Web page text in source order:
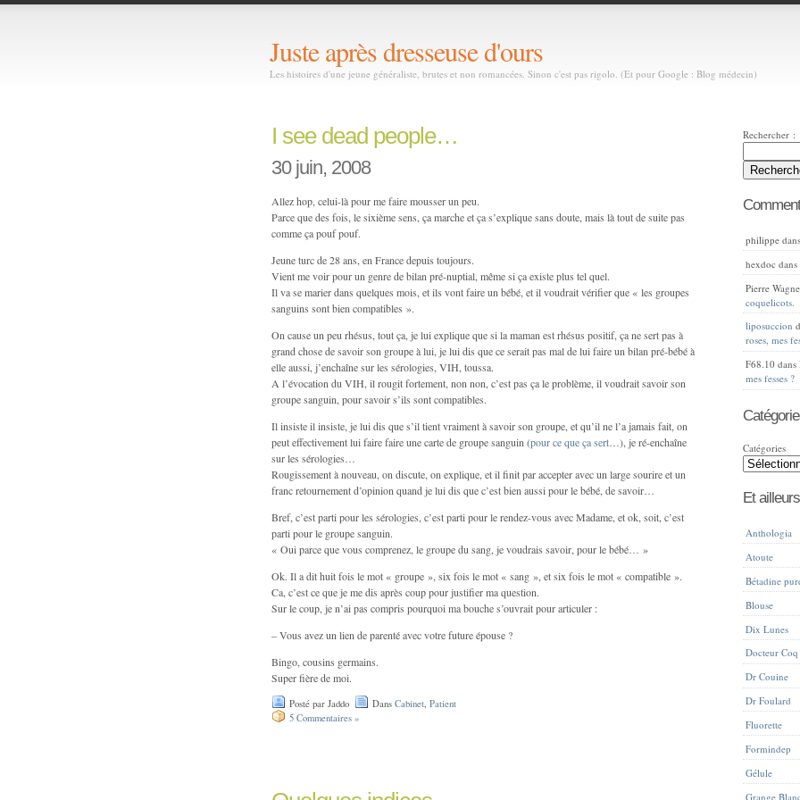
Juste après dresseuse d'ours
Les histoires d'une jeune généraliste, brutes et non romancées. Sinon c'est pas rigolo. (Et pour Google : Blog médecin)
I see dead people…
30 juin, 2008
Allez hop, celui-là pour me faire mousser un peu.
Parce que des fois, le sixième sens, ça marche et ça s’explique sans doute, mais là tout de suite pas
comme ça pouf pouf.
Jeune turc de 28 ans, en France depuis toujours.
Vient me voir pour un genre de bilan pré-nuptial, même si ça existe plus tel quel.
Il va se marier dans quelques mois, et ils vont faire un bébé, et il voudrait vérifier que « les groupes
sanguins sont bien compatibles ».
On cause un peu rhésus, tout ça, je lui explique que si la maman est rhésus positif, ça ne sert pas à
grand chose de savoir son groupe à lui, je lui dis que ce serait pas mal de lui faire un bilan pré-bébé à
elle aussi, j’enchaîne sur les sérologies, VIH, toussa.
A l’évocation du VIH, il rougit fortement, non non, c’est pas ça le problème, il voudrait savoir son
groupe sanguin, pour savoir s’ils sont compatibles.
Il insiste il insiste, je lui dis que s’il tient vraiment à savoir son groupe, et qu’il ne l’a jamais fait, on
peut effectivement lui faire faire une carte de groupe sanguin (pour ce que ça sert …), je ré-enchaîne
sur les sérologies…
Rougissement à nouveau, on discute, on explique, et il finit par accepter avec un large sourire et un
franc retournement d’opinion quand je lui dis que c’est bien aussi pour le bébé, de savoir…
Bref, c’est parti pour les sérologies, c’est parti pour le rendez-vous avec Madame, et ok, soit, c’est
parti pour le groupe sanguin.
« Oui parce que vous comprenez, le groupe du sang, je voudrais savoir, pour le bébé… »
Ok. Il a dit huit fois le mot « groupe », six fois le mot « sang », et six fois le mot « compatible ».
Ca, c’est ce que je me dis après coup pour justifier ma question.
Sur le coup, je n’ai pas compris pourquoi ma bouche s’ouvrait pour articuler :
– Vous avez un lien de parenté avec votre future épouse ?
Bingo, cousins germains.
Super fière de moi.
Posté par Jaddo Dans Cabinet Patient
5 Commentaires »
Rechercher :
philippe
hexdoc dans
Pierre
coquelicots.
liposuccion
roses, mes
F68.10 dans
mes fesses ?
Catégories
Et
Anthologia
Atoute
Bétadine
Blouse
Dix Lunes
Docteur Coq
Dr Couine
Dr Foulard
Fluorette
Formindep
Gélule
Grange